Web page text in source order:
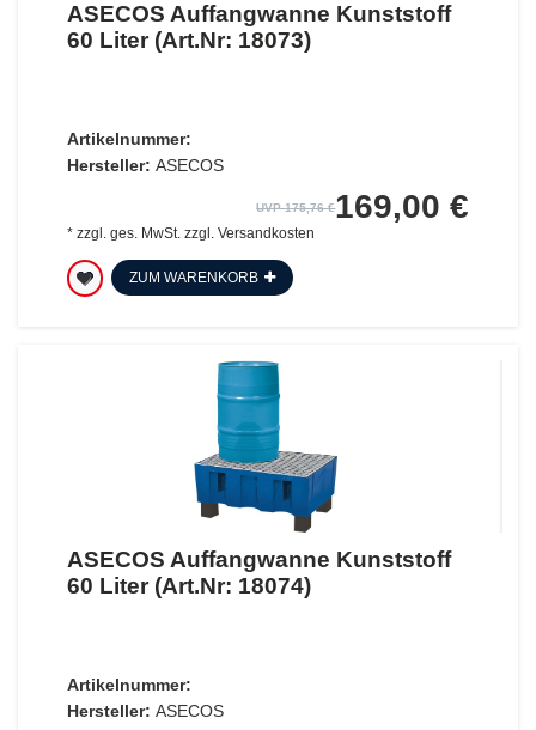
ASECOS Auffangwanne Kunststoff
60 Liter (Art.Nr: 18073)
Artikelnummer:
Hersteller: ASECOS
UVP 175,76 €169,00 €
* zzgl. ges. MwSt.zzgl. Versandkosten
ZUM WARENKORB
ASECOS Auffangwanne Kunststoff
60 Liter (Art.Nr: 18074)
Artikelnummer:
Hersteller: ASECOS